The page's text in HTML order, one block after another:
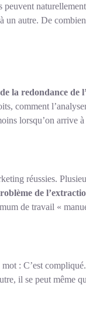
peuvent
un autre. De
la redondance de
comment
lorsqu’on arrive
réussies.
de
de travail «
: C’est
il se peut même